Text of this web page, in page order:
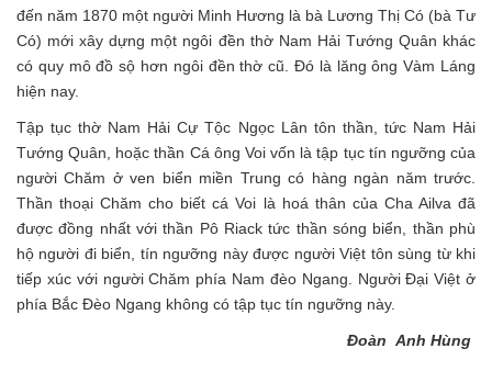
đến năm 1870 một người Minh Hương là bà Lương Thị Có (bà Tư
Có) mới xây dựng một ngôi đền thờ Nam Hải Tướng Quân khác
có quy mô đồ sộ hơn ngôi đền thờ cũ. Đó là lăng ông Vàm Láng
hiện nay.
Tập tục thờ Nam Hải Cự Tộc Ngọc Lân tôn thần, tức Nam Hải
Tướng Quân, hoặc thần Cá ông Voi vốn là tập tục tín ngưỡng của
người Chăm ở ven biển miền Trung có hàng ngàn năm trước.
Thần thoại Chăm cho biết cá Voi là hoá thân của Cha Ailva đã
được đồng nhất với thần Pô Riack tức thần sóng biển, thần phù
hộ người đi biển, tín ngưỡng này được người Việt tôn sùng từ khi
tiếp xúc với người Chăm phía Nam đèo Ngang. Người Đại Việt ở
phía Bắc Đèo Ngang không có tập tục tín ngưỡng này.
Đoàn Anh Hùng